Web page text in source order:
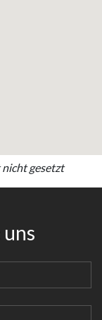
nicht gesetzt